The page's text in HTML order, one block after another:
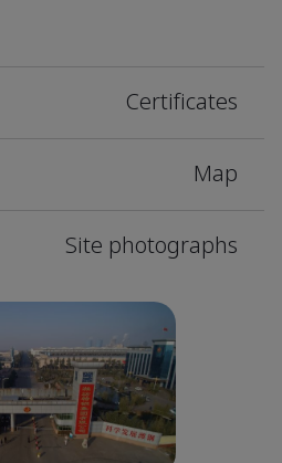
Certificates
Map
Site photographs